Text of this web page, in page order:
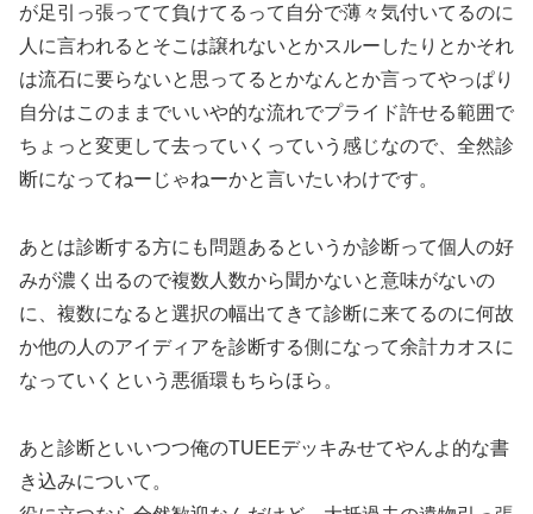
が足引っ張ってて負けてるって自分で薄々気付いてるのに
人に言われるとそこは譲れないとかスルーしたりとかそれ
は流石に要らないと思ってるとかなんとか言ってやっぱり
自分はこのままでいいや的な流れでプライド許せる範囲で
ちょっと変更して去っていくっていう感じなので、全然診
断になってねーじゃねーかと言いたいわけです。
あとは診断する方にも問題あるというか診断って個人の好
みが濃く出るので複数人数から聞かないと意味がないの
に、複数になると選択の幅出てきて診断に来てるのに何故
か他の人のアイディアを診断する側になって余計カオスに
なっていくという悪循環もちらほら。
あと診断といいつつ俺のTUEEデッキみせてやんよ的な書
き込みについて。